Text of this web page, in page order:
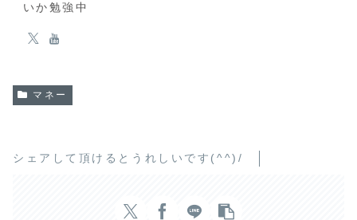
いか勉強中
マネー
シェアして頂けるとうれしいです(^^)/